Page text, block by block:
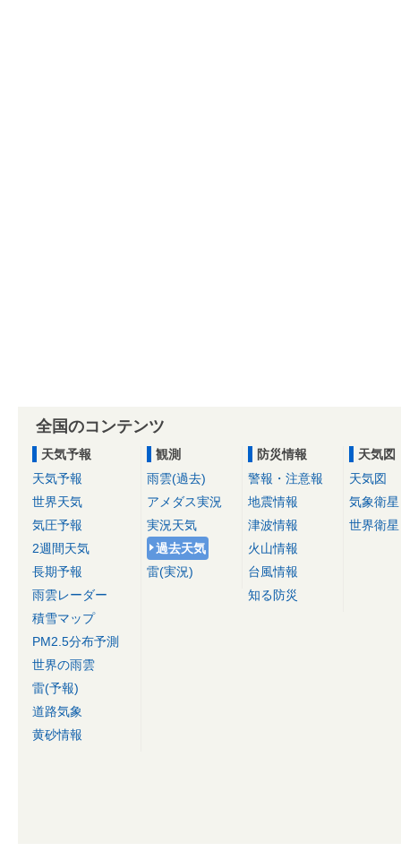
全国のコンテンツ
天気予報
天気予報
世界天気
気圧予報
2週間天気
長期予報
雨雲レーダー
積雪マップ
PM2.5分布予測
世界の雨雲
雷(予報)
道路気象
黄砂情報
観測
雨雲(過去)
アメダス実況
実況天気
過去天気
雷(実況)
防災情報
警報・注意報
地震情報
津波情報
火山情報
台風情報
知る防災
天気図
天気図
気象衛星
世界衛星